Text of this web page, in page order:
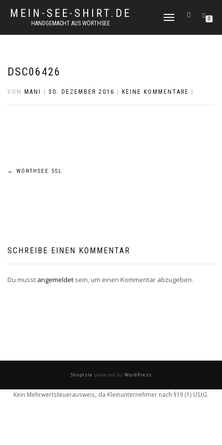
MEIN-SEE-SHIRT.DE
HANDGEMACHT AUS WÖRTHSEE
NAVIGATION
0
DSC06426
VON MANI 30. DEZEMBER 2016 KEINE KOMMENTARE
Beitragsnavigation
← WÖRTHSEE 5SL
SCHREIBE EINEN KOMMENTAR
Du musst angemeldet sein, um einen Kommentar abzugeben.
ShopIsle powered by WordPress
Kein Mehrwertsteuerausweis, da Kleinunternehmer nach §19 (1) UStG.